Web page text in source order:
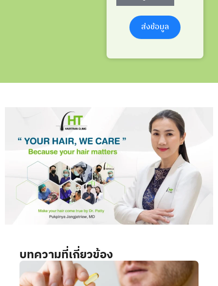
ส่งข้อมูล
บทความที่เกี่ยวข้อง